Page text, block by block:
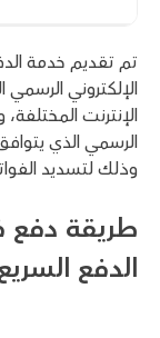
تم تقديم خدمة
الإلكتروني
الإنترنت
الرسمي الذي
وذلك لتسديد
طريقة دفع
الدفع